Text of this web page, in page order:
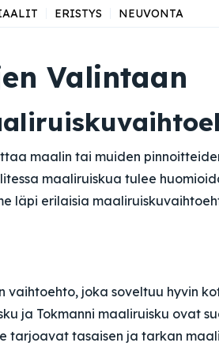
ERISTYS NEUVONTA
Valintaan
maalin tai muiden
maaliruiskua tulee
läpi erilaisia
vaihtoehto, joka soveltuu hyvin
ja Tokmanni maaliruisku ovat
tarjoavat tasaisen ja tarkan